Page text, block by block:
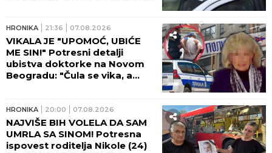
HRONIKA 21:36 07.08.2026
VIKALA JE "UPOMOĆ, UBIĆE
ME SIN!" Potresni detalji
ubistva doktorke na Novom
Beogradu: "Čula se vika, a
HRONIKA 20:00 07.08.2026
NAJVIŠE BIH VOLELA DA SAM
UMRLA SA SINOM! Potresna
ispovest roditelja Nikole (24)